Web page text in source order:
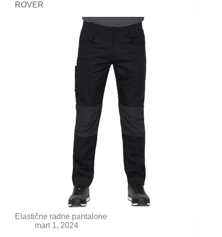
ROVER
Elastične radne pantalone
mart 1, 2024